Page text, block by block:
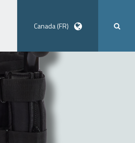
Canada (FR)